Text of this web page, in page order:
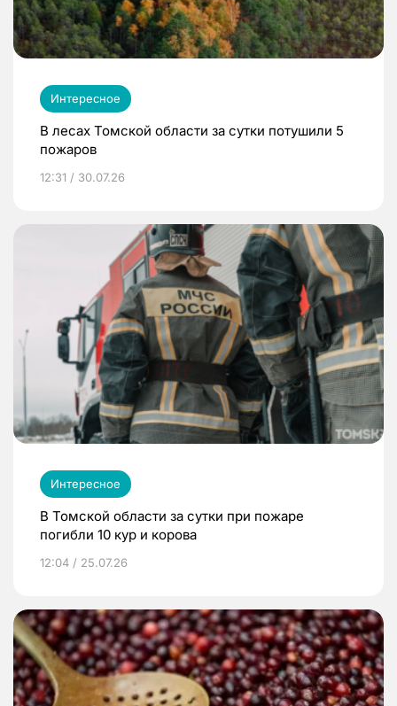
Интересное
В лесах Томской области за сутки потушили 5
пожаров
12:31 / 30.07.26
Интересное
В Томской области за сутки при пожаре
погибли 10 кур и корова
12:04 / 25.07.26